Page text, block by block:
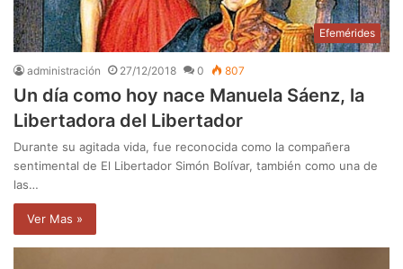
Efemérides
administración 27/12/2018 0 807
Un día como hoy nace Manuela Sáenz, la
Libertadora del Libertador
Durante su agitada vida, fue reconocida como la compañera
sentimental de El Libertador Simón Bolívar, también como una de
las…
Ver Mas »